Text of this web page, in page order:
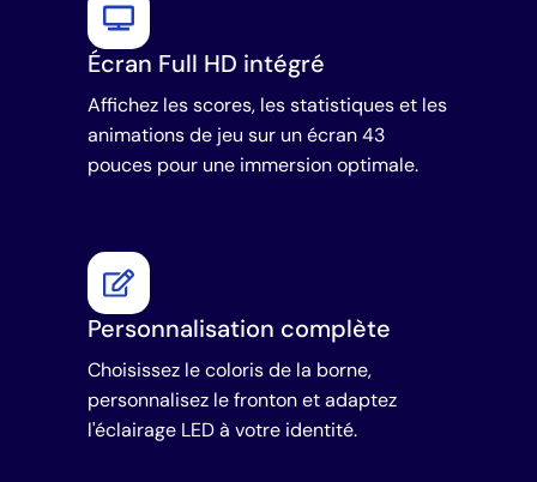
Écran Full HD intégré
Affichez les scores, les statistiques et les
animations de jeu sur un écran 43
pouces pour une immersion optimale.
Personnalisation complète
Choisissez le coloris de la borne,
personnalisez le fronton et adaptez
l'éclairage LED à votre identité.